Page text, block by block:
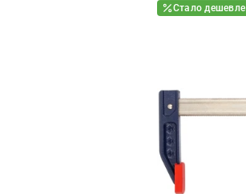
Стало дешевле